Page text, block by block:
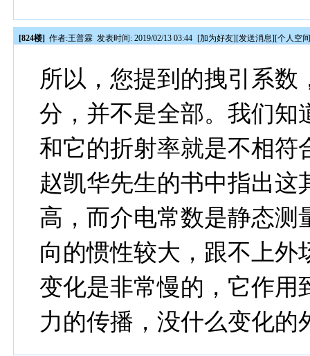
[824楼] 作者:王普霖 发表时间: 2019/02/13 03:44 [加为好友][发送消息][个人空
所以，您提到的拽引系
分，并不是全部。我们知
和它的折射率就是不相符
赵凯华先生的书中指出这
高，而介电常数是静态测
向的惯性较大，跟不上外
变化是非常慢的，它作用
力的传播，没什么变化的